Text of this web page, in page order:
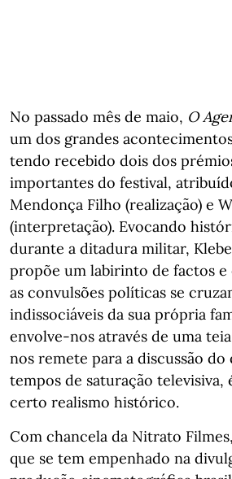
No passado mês de maio, O
um dos grandes
tendo recebido dois dos
importantes do festival,
Mendonça Filho (realização) e
(interpretação). Evocando
durante a ditadura militar,
propõe um labirinto de factos e
as convulsões políticas se
indissociáveis da sua própria
envolve-nos através de uma
nos remete para a discussão do
tempos de saturação televisiva,
certo realismo histórico.
Com chancela da Nitrato
que se tem empenhado na